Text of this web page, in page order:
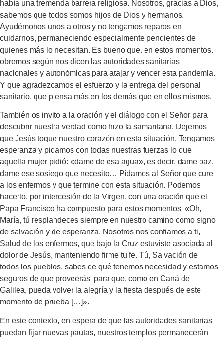
había una tremenda barrera religiosa. Nosotros, gracias a Dios,
sabemos que todos somos hijos de Dios y hermanos.
Ayudémonos unos a otros y no tengamos reparos en
cuidarnos, permaneciendo especialmente pendientes de
quienes más lo necesitan. Es bueno que, en estos momentos,
obremos según nos dicen las autoridades sanitarias
nacionales y autonómicas para atajar y vencer esta pandemia.
Y que agradezcamos el esfuerzo y la entrega del personal
sanitario, que piensa más en los demás que en ellos mismos.
También os invito a la oración y el diálogo con el Señor para
descubrir nuestra verdad como hizo la samaritana. Dejemos
que Jesús toque nuestro corazón en esta situación. Tengamos
esperanza y pidamos con todas nuestras fuerzas lo que
aquella mujer pidió: «dame de esa agua», es decir, dame paz,
dame ese sosiego que necesito… Pidamos al Señor que cure
a los enfermos y que termine con esta situación. Podemos
hacerlo, por intercesión de la Virgen, con una oración que el
Papa Francisco ha compuesto para estos momentos: «Oh,
María, tú resplandeces siempre en nuestro camino como signo
de salvación y de esperanza. Nosotros nos confiamos a ti,
Salud de los enfermos, que bajo la Cruz estuviste asociada al
dolor de Jesús, manteniendo firme tu fe. Tú, Salvación de
todos los pueblos, sabes de qué tenemos necesidad y estamos
seguros de que proveerás, para que, como en Caná de
Galilea, pueda volver la alegría y la fiesta después de este
momento de prueba […]».
En este contexto, en espera de que las autoridades sanitarias
puedan fijar nuevas pautas, nuestros templos permanecerán